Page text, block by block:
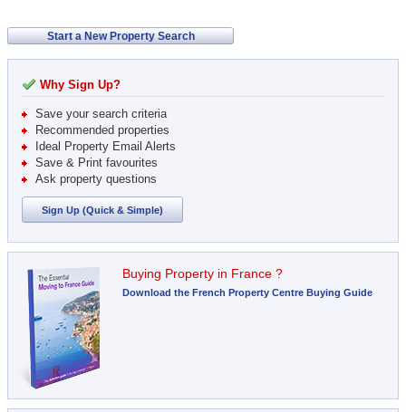
Start a New Property Search
Why Sign Up?
Save your search criteria
Recommended properties
Ideal Property Email Alerts
Save & Print favourites
Ask property questions
Sign Up (Quick & Simple)
Buying Property in France ?
Download the French Property Centre Buying Guide